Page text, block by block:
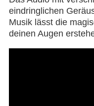
eindringlichen
Musik lässt die
deinen Augen